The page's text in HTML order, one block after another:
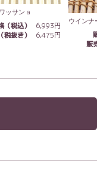
ッサンａ
（税込）
6,993円
税抜き）
6,475円
ウインナ
販